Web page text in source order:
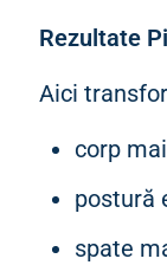
Rezultate
Aici
corp
postură
spate